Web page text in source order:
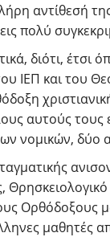
αντίθεσή
πολύ
διότι,
ΙΕΠ και του
αυτούς
νομικών, δύο
Ορθόδοξους